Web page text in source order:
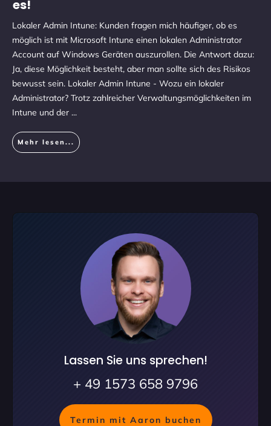
es!
Lokaler Admin Intune: Kunden fragen mich häufiger, ob es
möglich ist mit Microsoft Intune einen lokalen Administrator
Account auf Windows Geräten auszurollen. Die Antwort dazu:
Ja, diese Möglichkeit besteht, aber man sollte sich des Risikos
bewusst sein. Lokaler Admin Intune - Wozu ein lokaler
Administrator? Trotz zahlreicher Verwaltungsmöglichkeiten im
Intune und der ...
Mehr lesen...
Lassen Sie uns sprechen!
+ 49 1573 658 9796
Termin mit Aaron buchen